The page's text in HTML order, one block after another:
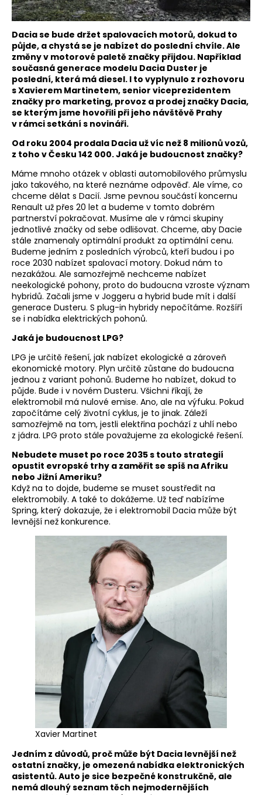
Dacia se bude držet spalovacích motorů, dokud to
půjde, a chystá se je nabízet do poslední chvíle. Ale
změny v motorové paletě značky přijdou. Například
současná generace modelu Dacia Duster je
poslední, která má diesel. I to vyplynulo z rozhovoru
s Xavierem Martinetem, senior viceprezidentem
značky pro marketing, provoz a prodej značky Dacia,
se kterým jsme hovořili při jeho návštěvě Prahy
v rámci setkání s novináři.
Od roku 2004 prodala Dacia už víc než 8 milionů vozů,
z toho v Česku 142 000. Jaká je budoucnost značky?
Máme mnoho otázek v oblasti automobilového průmyslu
jako takového, na které neznáme odpověď. Ale víme, co
chceme dělat s Dacií. Jsme pevnou součástí koncernu
Renault už přes 20 let a budeme v tomto dobrém
partnerství pokračovat. Musíme ale v rámci skupiny
jednotlivé značky od sebe odlišovat. Chceme, aby Dacie
stále znamenaly optimální produkt za optimální cenu.
Budeme jedním z posledních výrobců, kteří budou i po
roce 2030 nabízet spalovací motory. Dokud nám to
nezakážou. Ale samozřejmě nechceme nabízet
neekologické pohony, proto do budoucna vzroste význam
hybridů. Začali jsme v Joggeru a hybrid bude mít i další
generace Dusteru. S plug-in hybridy nepočítáme. Rozšíří
se i nabídka elektrických pohonů.
Jaká je budoucnost LPG?
LPG je určitě řešení, jak nabízet ekologické a zároveň
ekonomické motory. Plyn určitě zůstane do budoucna
jednou z variant pohonů. Budeme ho nabízet, dokud to
půjde. Bude i v novém Dusteru. Všichni říkají, že
elektromobil má nulové emise. Ano, ale na výfuku. Pokud
započítáme celý životní cyklus, je to jinak. Záleží
samozřejmě na tom, jestli elektřina pochází z uhlí nebo
z jádra. LPG proto stále považujeme za ekologické řešení.
Nebudete muset po roce 2035 s touto strategií
opustit evropské trhy a zaměřit se spíš na Afriku
nebo Jižní Ameriku?
Když na to dojde, budeme se muset soustředit na
elektromobily. A také to dokážeme. Už teď nabízíme
Spring, který dokazuje, že i elektromobil Dacia může být
levnější než konkurence.
Xavier Martinet
Jedním z důvodů, proč může být Dacia levnější než
ostatní značky, je omezená nabídka elektronických
asistentů. Auto je sice bezpečné konstrukčně, ale
nemá dlouhý seznam těch nejmodernějších